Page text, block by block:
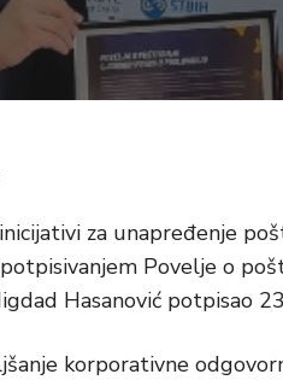
za unapređenje
Povelje o
Hasanović potpisao
korporativne